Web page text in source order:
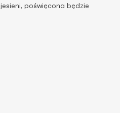
poświęcona będzie